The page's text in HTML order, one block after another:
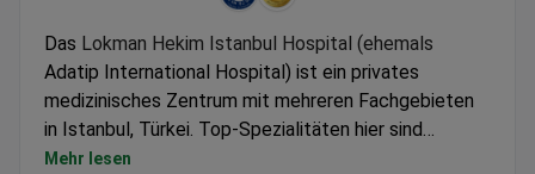
Das Lokman Hekim Istanbul Hospital (ehemals
Adatip International Hospital) ist ein privates
medizinisches Zentrum mit mehreren Fachgebieten
in Istanbul, Türkei. Top-Spezialitäten hier sind
Neurochirurgie, Orthopädie, Wirbelsäulenchirurgie und
Mehr lesen